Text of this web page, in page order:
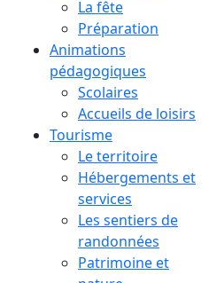
La fête
Préparation
Animations
pédagogiques
Scolaires
Accueils de loisirs
Tourisme
Le territoire
Hébergements et
services
Les sentiers de
randonnées
Patrimoine et